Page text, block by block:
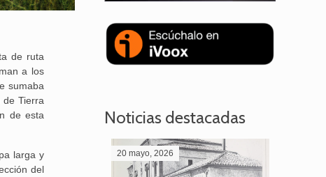
de ruta
a los
sumaba
Tierra
de esta
larga y
del
Noticias destacadas
20 mayo, 2026